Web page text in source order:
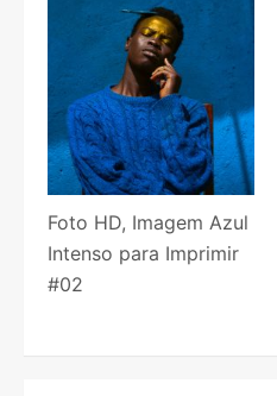
Foto HD, Imagem Azul
Intenso para Imprimir
#02